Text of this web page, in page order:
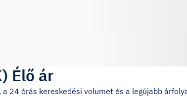
) Élő ár
a 24 órás kereskedési volumet és a legújabb